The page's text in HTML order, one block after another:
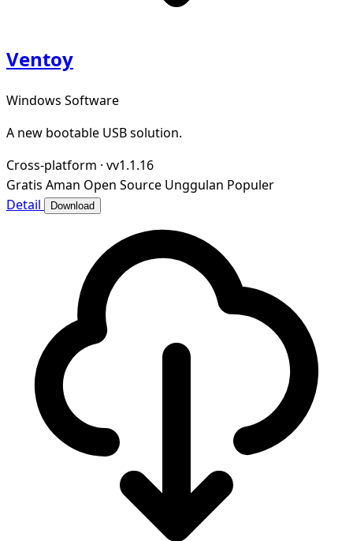
Ventoy
Windows Software
A new bootable USB solution.
Cross-platform · vv1.1.16
Gratis Aman Open Source Unggulan Populer
Detail
Download